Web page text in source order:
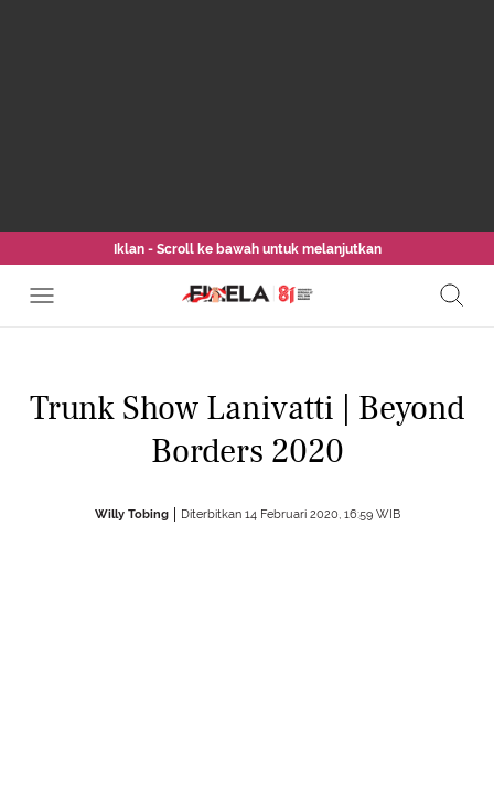
Iklan - Scroll ke bawah untuk melanjutkan
Trunk Show Lanivatti | Beyond
Borders 2020
Willy Tobing Diterbitkan 14 Februari 2020, 16:59 WIB